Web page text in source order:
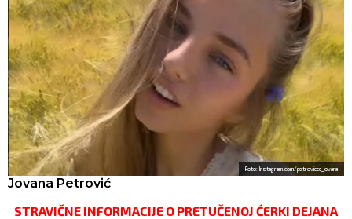
Foto: Instagram.com/petroviccc_jovana
Jovana Petrović
STRAVIČNE INFORMACIJE O PRETUČENOJ ĆERKI DEJANA